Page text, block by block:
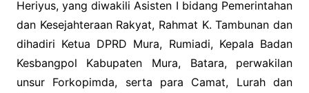
Heriyus, yang diwakili Asisten I bidang Pemerintahan
dan Kesejahteraan Rakyat, Rahmat K. Tambunan dan
dihadiri Ketua DPRD Mura, Rumiadi, Kepala Badan
Kesbangpol Kabupaten Mura, Batara, perwakilan
unsur Forkopimda, serta para Camat, Lurah dan